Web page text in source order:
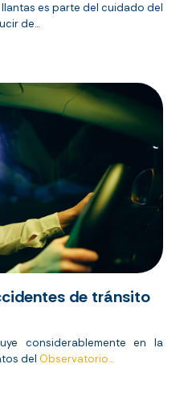
es parte del cuidado del
de...
de tránsito
considerablemente en la
del Observatorio...